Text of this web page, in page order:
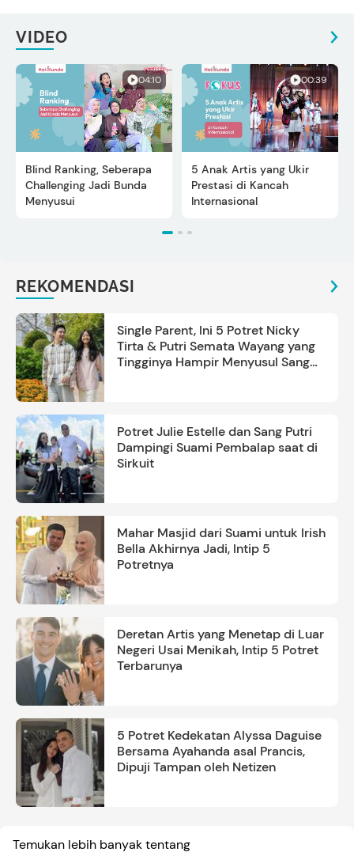
VIDEO
04:10
Blind Ranking, Seberapa
Challenging Jadi Bunda
Menyusui
00:39
5 Anak Artis yang Ukir
Prestasi di Kancah
Internasional
REKOMENDASI
Single Parent, Ini 5 Potret Nicky
Tirta & Putri Semata Wayang yang
Tingginya Hampir Menyusul Sang
Potret Julie Estelle dan Sang Putri
Dampingi Suami Pembalap saat di
Sirkuit
Mahar Masjid dari Suami untuk Irish
Bella Akhirnya Jadi, Intip 5
Potretnya
Deretan Artis yang Menetap di Luar
Negeri Usai Menikah, Intip 5 Potret
Terbarunya
5 Potret Kedekatan Alyssa Daguise
Bersama Ayahanda asal Prancis,
Dipuji Tampan oleh Netizen
Temukan lebih banyak tentang